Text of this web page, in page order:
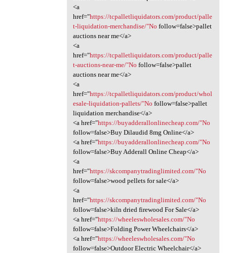
<a
href="https://tcpalletliquidators.com/product/palle
t-liquidation-merchandise/"No follow=false>pallet
auctions near me</a>
<a
href="https://tcpalletliquidators.com/product/palle
t-auctions-near-me/"No follow=false>pallet
auctions near me</a>
<a
href="https://tcpalletliquidators.com/product/whol
esale-liquidation-pallets/"No follow=false>pallet
liquidation merchandise</a>
<a href="https://buyadderallonlinecheap.com/"No
follow=false>Buy Dilaudid 8mg Online</a>
<a href="https://buyadderallonlinecheap.com/"No
follow=false>Buy Adderall Online Cheap</a>
<a
href="https://skcompanytradinglimited.com/"No
follow=false>wood pellets for sale</a>
<a
href="https://skcompanytradinglimited.com/"No
follow=false>kiln dried firewood For Sale</a>
<a href="https://wheeleswholesales.com/"No
follow=false>Folding Power Wheelchairs</a>
<a href="https://wheeleswholesales.com/"No
follow=false>Outdoor Electric Wheelchair</a>